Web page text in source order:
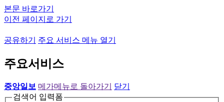
본문 바로가기
이전 페이지로 가기
공유하기 주요 서비스 메뉴 열기
주요서비스
중앙일보 메가메뉴로 돌아가기
닫기
검색어 입력폼